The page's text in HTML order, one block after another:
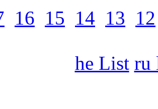
26
27
28
29
30